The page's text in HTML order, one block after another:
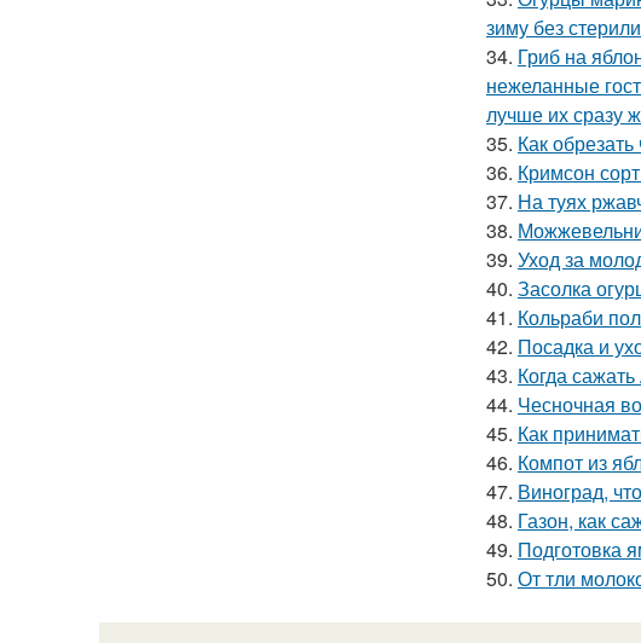
зиму без
34. Гриб на
нежеланные
лучше их сразу
35. Как
36. Кримсон
37. На туях
38.
39. Уход за
40. Засолка
41. Кольраби
42. Посадка и
43. Когда
44. Чесночная
45. Как
46. Компот из
47. Виноград,
48. Газон, как
49. Подготовка
50. От тли